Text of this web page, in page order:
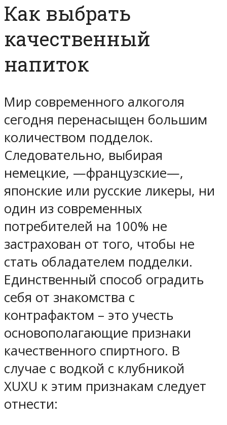
Как выбрать
качественный
напиток
Мир современного алкоголя
сегодня перенасыщен большим
количеством подделок.
Следовательно, выбирая
немецкие, —французские—,
японские или русские ликеры, ни
один из современных
потребителей на 100% не
застрахован от того, чтобы не
стать обладателем подделки.
Единственный способ оградить
себя от знакомства с
контрафактом – это учесть
основополагающие признаки
качественного спиртного. В
случае с водкой с клубникой
XUXU к этим признакам следует
отнести: